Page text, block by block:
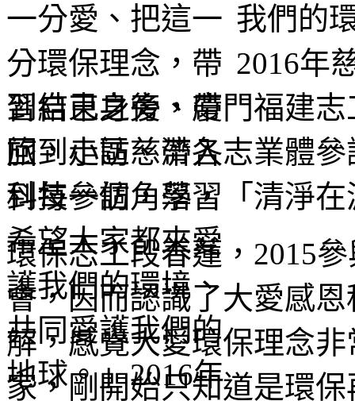
我們的
2016年
習結束之後，廈門福建
旅，走訪慈濟各志業體
科技參訪，學習「清淨
環保志工段春蓮，2015
會，因而認識了大愛感
解，感覺大愛環保理念
家，剛開始只知道是環